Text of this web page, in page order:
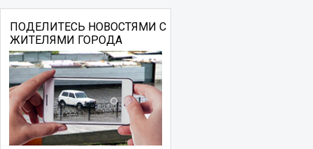
ПОДЕЛИТЕСЬ НОВОСТЯМИ С
ЖИТЕЛЯМИ ГОРОДА